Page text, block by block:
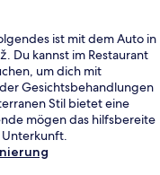
ist mit dem Auto in
Du kannst im Restaurant
um dich mit
Gesichtsbehandlungen
Stil bietet eine
mögen das hilfsbereite
Unterkunft.